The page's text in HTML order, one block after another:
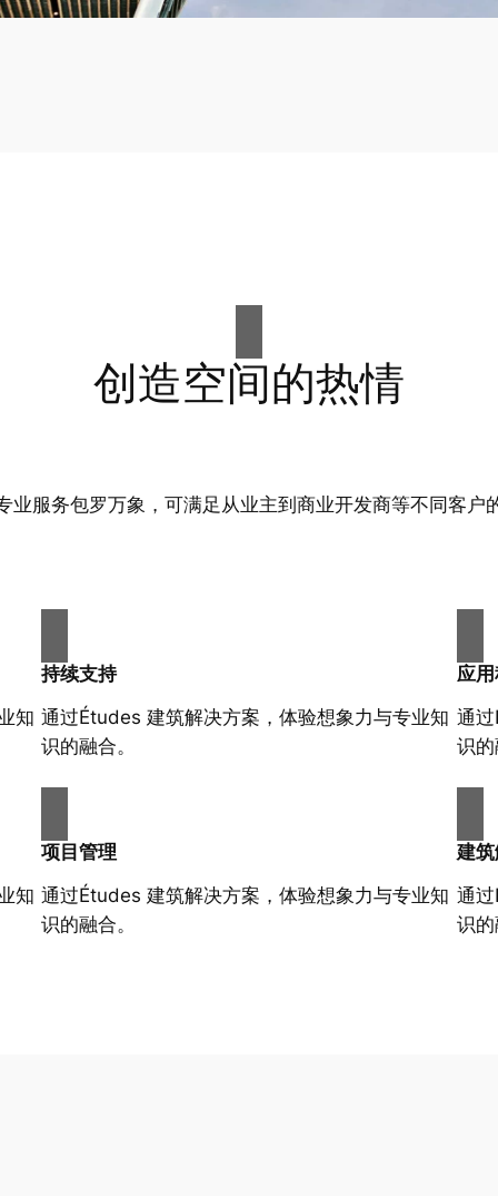
创造空间的热情
业服务包罗万象，可满足从业主到商业开发商等不同客户
知
持续支持
通过Études 建筑解决方案，体验想象力与专业知
识的融合。
应
通
识
知
项目管理
通过Études 建筑解决方案，体验想象力与专业知
识的融合。
建
通
识